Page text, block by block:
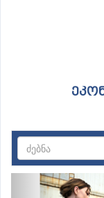
Previous